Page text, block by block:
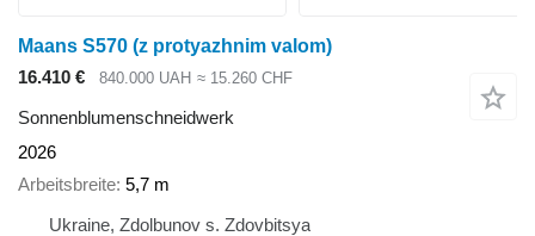
Maans S570 (z protyazhnim valom)
16.410 €
840.000 UAH ≈ 15.260 CHF
Sonnenblumenschneidwerk
2026
Arbeitsbreite 5,7 m
Ukraine, Zdolbunov s. Zdovbitsya